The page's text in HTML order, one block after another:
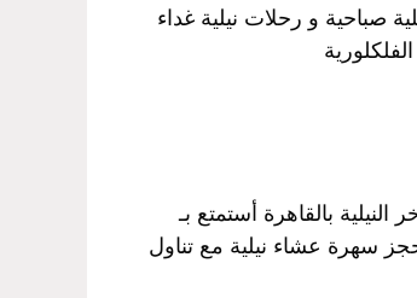
صباحية و رحلات نيلية غداء
بالقاهرة أستمتع بـ
حجز سهرة عشاء نيلية مع تناول